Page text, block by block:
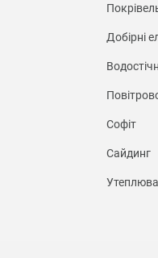
Добірні
Софіт
Сайдинг